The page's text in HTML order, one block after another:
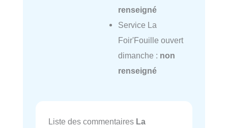
renseigné
Service La
Foir'Fouille ouvert
dimanche : non
renseigné
Liste des commentaires La